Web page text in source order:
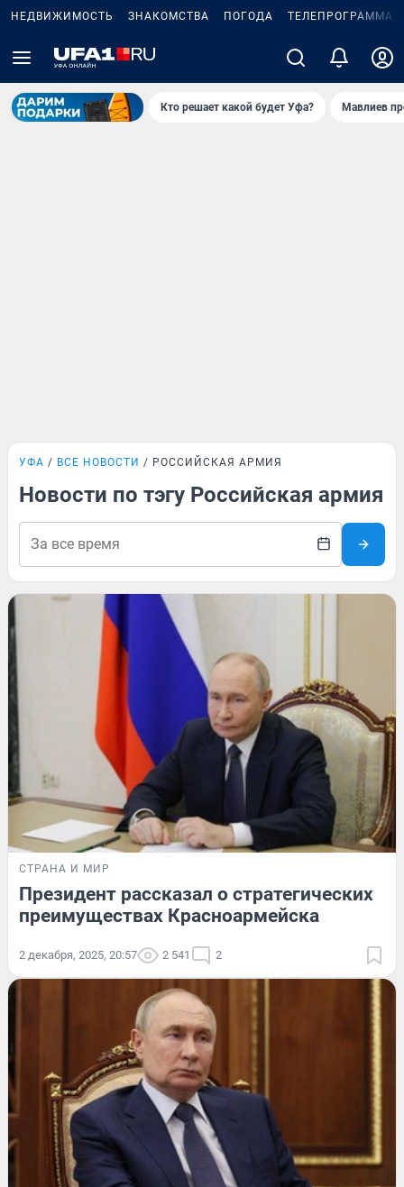
НЕДВИЖИМОСТЬ ЗНАКОМСТВА ПОГОДА ТЕЛЕПРОГРАММА
Кто решает какой будет Уфа? Мавлиев
УФА ВСЕ НОВОСТИ РОССИЙСКАЯ АРМИЯ
Новости по тэгу Российская армия
СТРАНА И МИР
Президент рассказал о стратегических
преимуществах Красноармейска
2 декабря, 2025, 20:57 2 541 2